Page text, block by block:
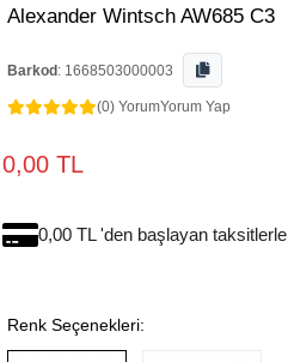
Alexander Wintsch AW685 C3
Barkod : 1668503000003
(0) YorumYorum Yap
0,00 TL
0,00 TL 'den başlayan taksitlerle
Renk Seçenekleri: